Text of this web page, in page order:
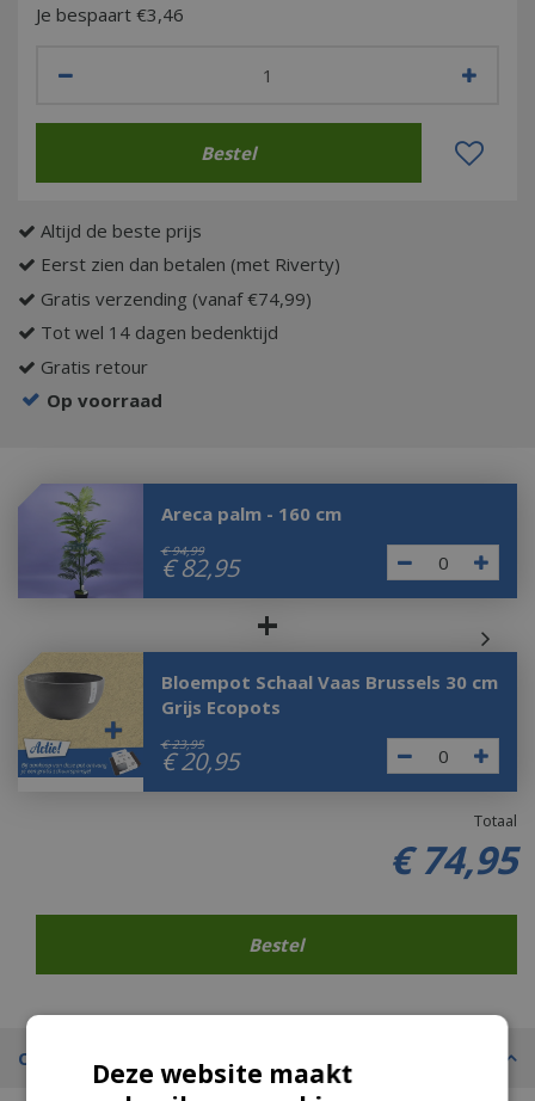
Je bespaart €3,46
Altijd de beste prijs
Eerst zien dan betalen (met Riverty)
Gratis verzending (vanaf €74,99)
Tot wel 14 dagen bedenktijd
Gratis retour
Op voorraad
Areca palm - 160 cm
€ 94,99
€ 82,95
+
Bloempot Schaal Vaas Brussels 30 cm
Grijs Ecopots
€ 23,95
€ 20,95
Totaal
€ 74,95
OmschrijvingDeze website maakt